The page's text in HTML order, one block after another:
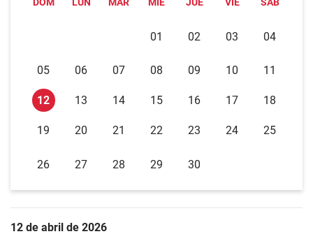
01 02 03 04
05 06 07 08 09 10 11
12 13 14 15 16 17 18
19 20 21 22 23 24 25
26 27 28 29 30
12 de abril de 2026